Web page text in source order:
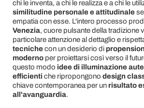
chi le inventa, a chi le realizza e a chi le
similitudine personale e attitudinale
empatia con esse. L'intero processo
Venezia, cuore pulsante della tradizione
particolare attenzione al dettaglio e
tecnichecon un desiderio di
modernoper proiettarsi così verso il
questo modo idee di illuminazione
efficienti che ripropongono design
chiave contemporanea per un risultato
all'avanguardia.